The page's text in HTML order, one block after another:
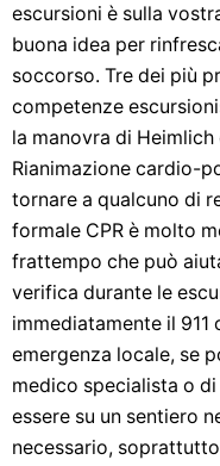
escursioni è sulla
buona idea per
soccorso. Tre dei più
competenze
la manovra di
Rianimazione cardio-
tornare a qualcuno di
formale CPR è molto
frattempo che può
verifica durante le
immediatamente il
emergenza locale, se
medico specialista o
essere su un sentiero
necessario,